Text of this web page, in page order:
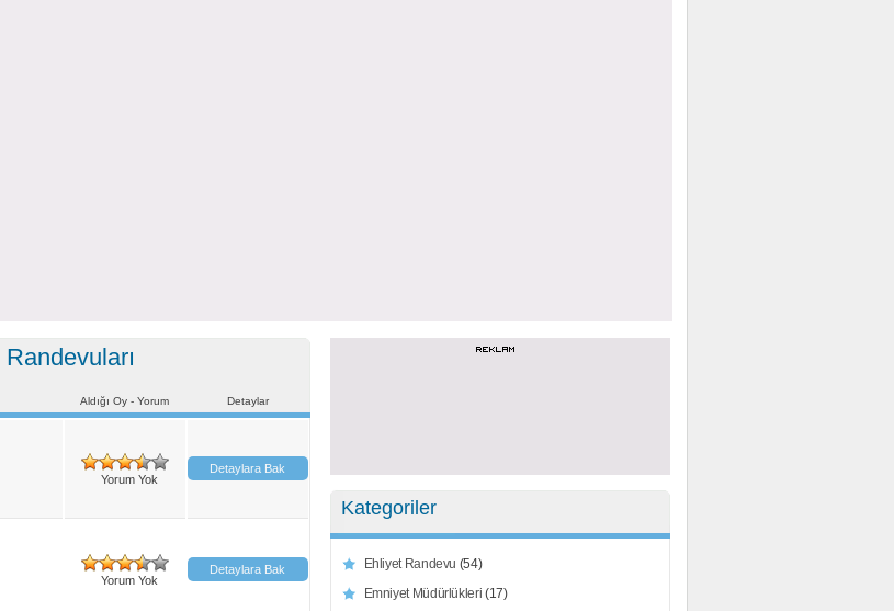
Aldığı Oy - Yorum Detaylar
Yorum Yok
Detaylara Bak
Yorum Yok
Detaylara Bak
Kategoriler
Ehliyet Randevu (54)
Emniyet Müdürlükleri (17)